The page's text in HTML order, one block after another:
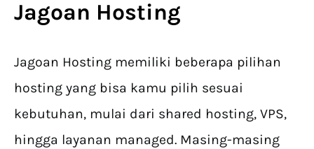
Jagoan Hosting
Jagoan Hosting memiliki beberapa pilihan
hosting yang bisa kamu pilih sesuai
kebutuhan, mulai dari shared hosting, VPS,
hingga layanan managed. Masing-masing